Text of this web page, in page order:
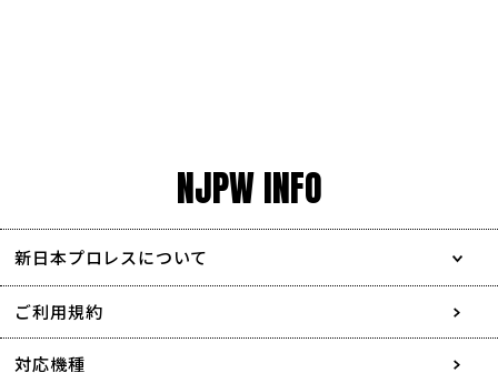
NJPW INFO
新日本プロレスについて
会社情報
採用情報
ご利用規約
対応機種